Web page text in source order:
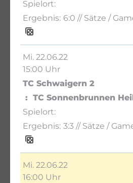
6:0 // Sätze /
Mi. 22.06.22
15:00 Uhr
TC Schwaigern 2
TC Sonnenbrunnen
3:3 // Sätze /
Mi. 22.06.22
16:00 Uhr